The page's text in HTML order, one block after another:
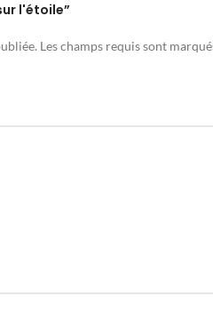
l'étoile”
Les champs requis sont